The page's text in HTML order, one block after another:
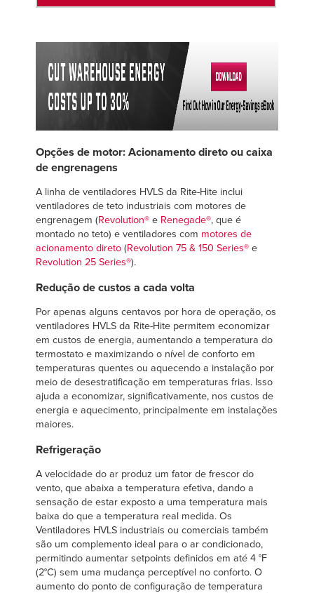
Opções de motor: Acionamento direto ou caixa
de engrenagens
A linha de ventiladores HVLS da Rite-Hite inclui
ventiladores de teto industriais com motores de
engrenagem (Revolution®e Renegade®, que é
montado no teto) e ventiladores com motores de
acionamento direto(Revolution 75 & 150 Series®e
Revolution 25 Series®).
Redução de custos a cada volta
Por apenas alguns centavos por hora de operação, os
ventiladores HVLS da Rite-Hite permitem economizar
em custos de energia, aumentando a temperatura do
termostato e maximizando o nível de conforto em
temperaturas quentes ou aquecendo a instalação por
meio de desestratificação em temperaturas frias. Isso
ajuda a economizar, significativamente, nos custos de
energia e aquecimento, principalmente em instalações
maiores.
Refrigeração
A velocidade do ar produz um fator de frescor do
vento, que abaixa a temperatura efetiva, dando a
sensação de estar exposto a uma temperatura mais
baixa do que a temperatura real medida. Os
Ventiladores HVLS industriais ou comerciais também
são um complemento ideal para o ar condicionado,
permitindo aumentar setpoints definidos em até 4 °F
(2°C) sem uma mudança perceptível no conforto. O
aumento do ponto de configuração de temperatura